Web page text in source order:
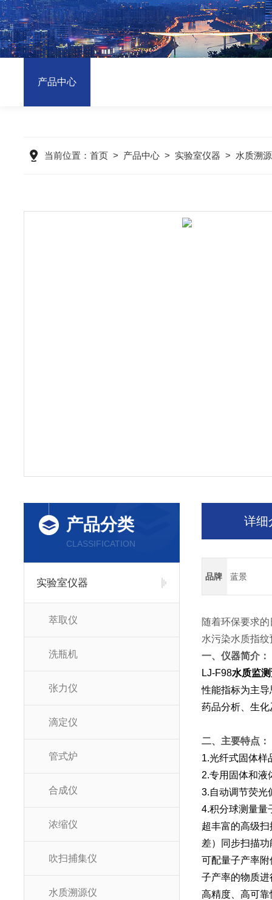
产品中心
当前位置： 首页 > 产品中心 > 实验室仪器 > 水质溯
产品分类
CLASSIFICATION
实验室仪器
萃取仪
洗瓶机
张力仪
滴定仪
管式炉
合成仪
浓缩仪
吹扫捕集仪
水质溯源仪
详细
品牌 蓝景
随着环保要求
水污染水质指
一、仪器简介：
LJ-F98水质监
性能指标为主
药品分析、生
二、主要特点：
1.光纤式固体样
2.专用固体和液
3.自动调节荧光
4.积分球测量量
超丰富的高级
差）同步扫描
可配量子产率
子产率的物质
高精度、高可